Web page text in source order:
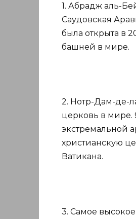
1. Абрадж аль-
Саудовская
была открыта в
башней в мире.
2. Нотр-Дам-де-
церковь в мире.
экстремальной
христианскую
Ватикана.
3. Самое